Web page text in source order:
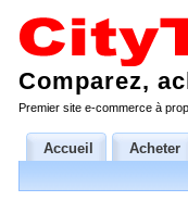
Comparez,
Premier site e-commerce à
Accueil Acheter